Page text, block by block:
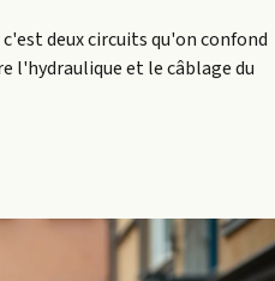
deux circuits qu'on confond
l'hydraulique et le câblage du